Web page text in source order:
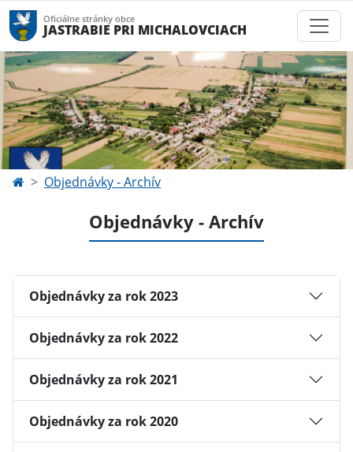
Oficiálne stránky obce
JASTRABIE PRI MICHALOVCIACH
Objednávky - Archív
Objednávky - Archív
Objednávky za rok 2023
Objednávky za rok 2022
Objednávky za rok 2021
Objednávky za rok 2020